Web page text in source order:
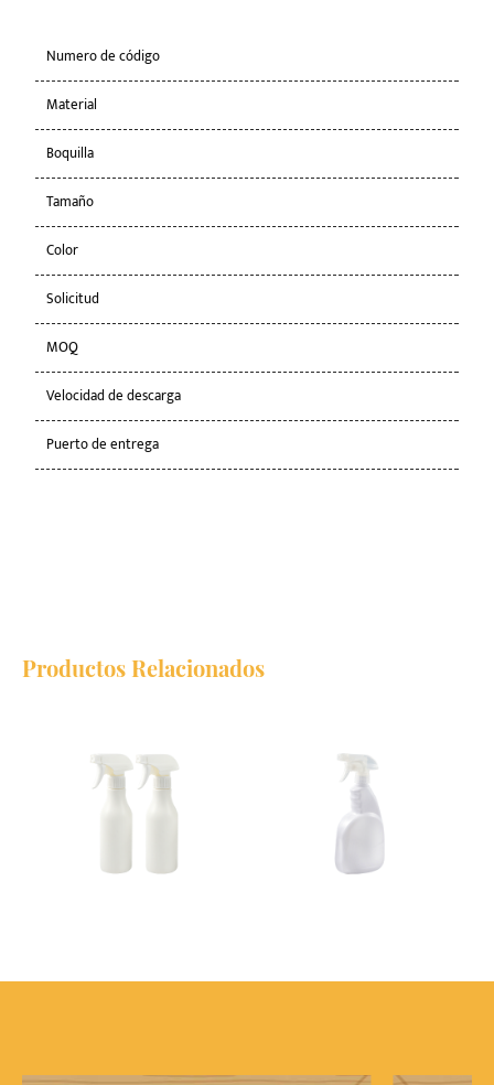
Numero de código
Material
Boquilla
Tamaño
Color
Solicitud
MOQ
Velocidad de descarga
Puerto de entrega
Productos Relacionados